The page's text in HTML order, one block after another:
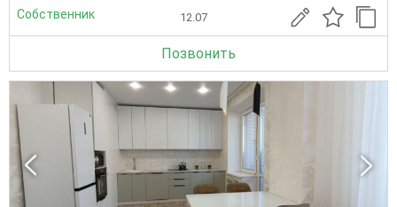
Собственник 12.07
Позвонить